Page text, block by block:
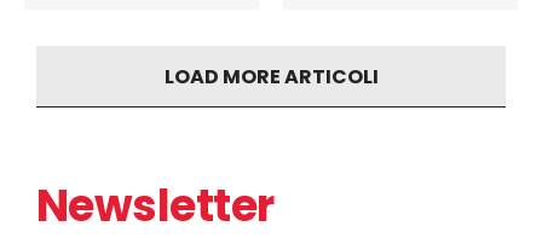
LOAD MORE ARTICOLI
Newsletter